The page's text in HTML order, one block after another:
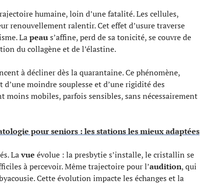
humaine, loin d’une fatalité. Les cellules,
renouvellement ralentir. Cet effet d’usure traverse
Lapeaus’affine, perd de sa tonicité, se couvre de
du collagène et de l’élastine.
à décliner dès la quarantaine. Ce phénomène,
d’une moindre souplesse et d’une rigidité des
moins mobiles, parfois sensibles, sans nécessairement
pour seniors : les stations les mieux adaptées
Lavue évolue : la presbytie s’installe, le cristallin se
à percevoir. Même trajectoire pour l’audition, qui
Cette évolution impacte les échanges et la